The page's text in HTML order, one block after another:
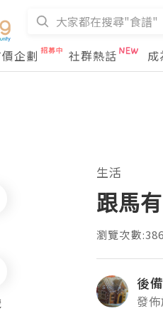
企劃
社群熱話
生活
跟馬
瀏覽次數:386
後
發